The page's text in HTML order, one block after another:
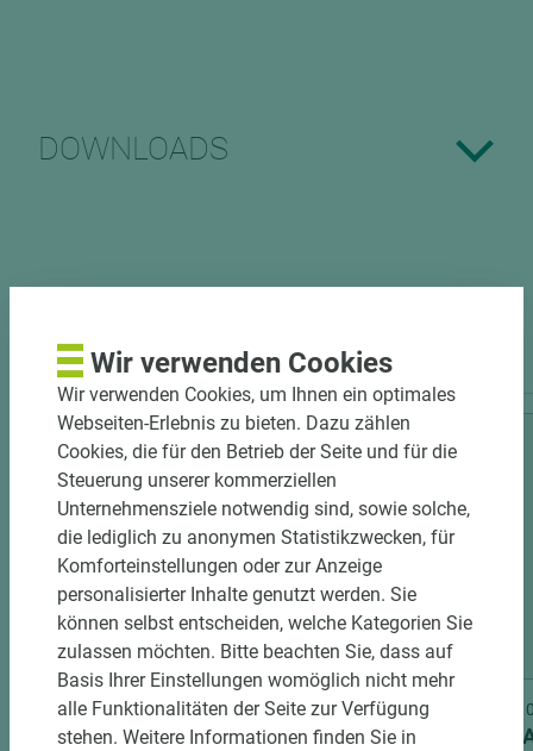
DOWNLOADS
PASSENDES ZUBEHÖR
16 weitere Varianten
Art.-Nr. 04700010121
ASTRA CPL-Türblatt RAL 9016
Art.-Nr.
Wir verwenden Cookies
Wir verwenden Cookies, um Ihnen ein optimales
Webseiten-Erlebnis zu bieten. Dazu zählen
Cookies, die für den Betrieb der Seite und für die
Steuerung unserer kommerziellen
Unternehmensziele notwendig sind, sowie solche,
die lediglich zu anonymen Statistikzwecken, für
Komforteinstellungen oder zur Anzeige
personalisierter Inhalte genutzt werden. Sie
können selbst entscheiden, welche Kategorien Sie
zulassen möchten. Bitte beachten Sie, dass auf
Basis Ihrer Einstellungen womöglich nicht mehr
alle Funktionalitäten der Seite zur Verfügung
stehen. Weitere Informationen finden Sie in